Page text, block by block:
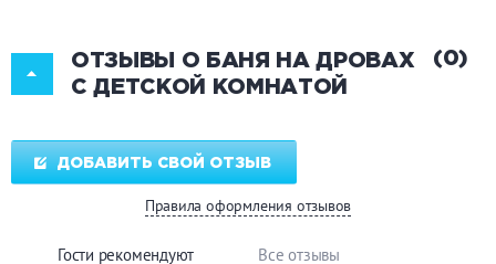
транспорт, есть возможность припарковать его рядом с
заведением на стоянке.
воспользоваться дубовыми или березовыми вениками.
В аква-зоне установлены две душевые, обливная
кадушка с ледяной водой для закаливания, а также
купель 3×2 м с подогревом до 18 градусов, водопадом,
подсветкой и фильтрацией воды.
ОТЗЫВЫ О БАНЯ НА ДРОВАХ
С ДЕТСКОЙ КОМНАТОЙ
(0)
ДОБАВИТЬ СВОЙ ОТЗЫВ
Правила оформления отзывов
Гости рекомендуют Все отзывы